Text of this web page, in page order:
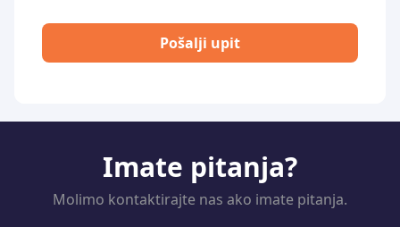
Pošalji upit
Imate pitanja?
Molimo kontaktirajte nas ako imate pitanja.